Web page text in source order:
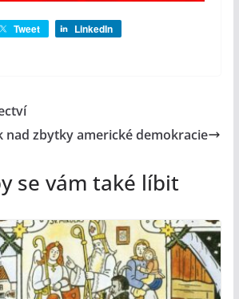
Tweet LinkedIn
nad zbytky americké demokracie
se vám také líbit